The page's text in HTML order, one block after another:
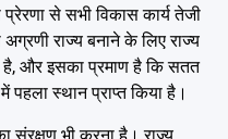
प्रेरणा से सभी विकास कार्य तेजी
राज्य बनाने के लिए राज्य
है, और इसका प्रमाण है कि सतत
स्थान प्राप्त किया है।
संरक्षण भी करना है। राज्य